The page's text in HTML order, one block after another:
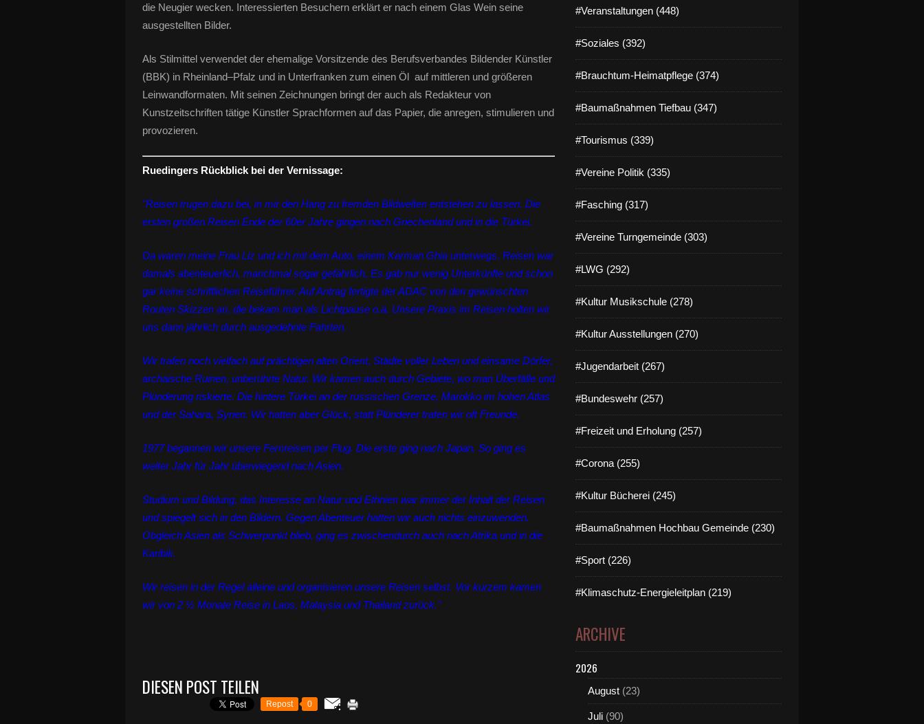
die Neugier wecken. Interessierten Besuchern erklärt er nach einem Glas Wein seine
ausgestellten Bilder.
Als Stilmittel verwendet der ehemalige Vorsitzende des Berufsverbandes Bildender Künstler
(BBK) in Rheinland–Pfalz und in Unterfranken zum einen Öl auf mittleren und größeren
Leinwandformaten. Mit seinen Zeichnungen bringt der auch als Redakteur von
Kunstzeitschriften tätige Künstler Sprachformen auf das Papier, die anregen, stimulieren und
provozieren.
Ruedingers Rückblick bei der Vernissage:
"Reisen trugen dazu bei, in mir den Hang zu fremden Bildwelten entstehen zu lassen. Die
ersten großen Reisen Ende der 60er Jahre gingen nach Griechenland und in die Türkei.
Da waren meine Frau Liz und ich mit dem Auto, einem Karman Ghia unterwegs. Reisen war
damals abenteuerlich, manchmal sogar gefährlich, Es gab nur wenig Unterkünfte und schon
gar keine schriftlichen Reiseführer. Auf Antrag fertigte der ADAC von den gewünschten
Routen Skizzen an, die bekam man als Lichtpause o.ä. Unsere Praxis im Reisen holten wir
uns dann jährlich durch ausgedehnte Fahrten.
Wir trafen noch vielfach auf prächtigen alten Orient, Städte voller Leben und einsame Dörfer,
archaische Ruinen, unberührte Natur. Wir kamen auch durch Gebiete, wo man Überfälle und
Plünderung riskierte. Die hintere Türkei an der russischen Grenze, Marokko im hohen Atlas
und der Sahara, Syrien. Wir hatten aber Glück, statt Plünderer trafen wir oft Freunde.
1977 begannen wir unsere Fernreisen per Flug. Die erste ging nach Japan. So ging es
weiter Jahr für Jahr überwiegend nach Asien.
Studium und Bildung, das Interesse an Natur und Ethnien war immer der Inhalt der Reisen
und spiegelt sich in den Bildern. Gegen Abenteuer hatten wir auch nichts einzuwenden.
Obgleich Asien als Schwerpunkt blieb, ging es zwischendurch auch nach Afrika und in die
Karibik.
Wir reisen in der Regel alleine und organisieren unsere Reisen selbst. Vor kurzem kamen
wir von 2 ½ Monate Reise in Laos, Malaysia und Thailand zurück."
DIESEN POST TEILEN
Repost 0
#Veranstaltungen (448)
#Soziales (392)
#Brauchtum-Heimatpflege (374)
#Baumaßnahmen Tiefbau (347)
#Tourismus (339)
#Vereine Politik (335)
#Fasching (317)
#Vereine Turngemeinde (303)
#LWG (292)
#Kultur Musikschule (278)
#Kultur Ausstellungen (270)
#Jugendarbeit (267)
#Bundeswehr (257)
#Freizeit und Erholung (257)
#Corona (255)
#Kultur Bücherei (245)
#Baumaßnahmen Hochbau Gemeinde (230)
#Sport (226)
#Klimaschutz-Energieleitplan (219)
ARCHIVE
2026
August (23)
Juli (90)